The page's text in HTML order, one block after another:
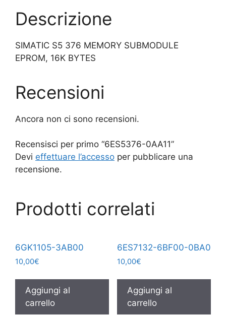
Descrizione
SIMATIC S5 376 MEMORY SUBMODULE
EPROM, 16K BYTES
Recensioni
Ancora non ci sono recensioni.
Recensisci per primo “6ES5376-0AA11”
Devi effettuare l’accesso per pubblicare una
recensione.
Prodotti correlati
6GK1105-3AB00
10,00€
Aggiungi al
carrello
6ES7132-6BF00-0BA0
10,00€
Aggiungi al
carrello